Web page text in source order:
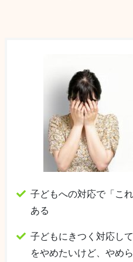
子どもへの対応で「こ
ある
子どもにきつく対応し
をやめたいけど、やめ